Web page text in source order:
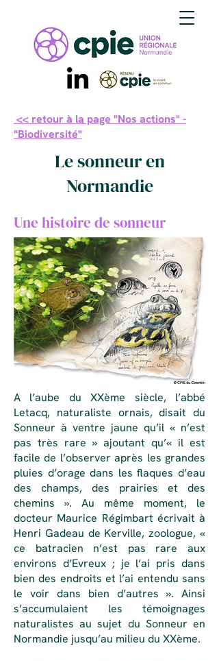
<< retour à la page "Nos actions" -
"Biodiversité"
Le sonneur en
Normandie
Une histoire de sonneur
A l’aube du XXème siècle, l’abbé
Letacq, naturaliste ornais, disait du
Sonneur à ventre jaune qu’il « n’est
pas très rare » ajoutant qu’« il est
facile de l’observer après les grandes
pluies d’orage dans les flaques d’eau
des champs, des prairies et des
chemins ». Au même moment, le
docteur Maurice Régimbart écrivait à
Henri Gadeau de Kerville, zoologue, «
ce batracien n’est pas rare aux
environs d’Evreux ; je l’ai pris dans
bien des endroits et l’ai entendu sans
le voir dans bien d’autres ». Ainsi
s’accumulaient les témoignages
naturalistes au sujet du Sonneur en
Normandie jusqu’au milieu du XXème.